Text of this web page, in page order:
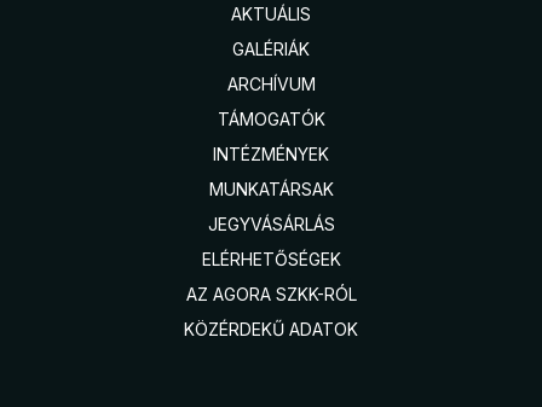
AKTUÁLIS
GALÉRIÁK
ARCHÍVUM
TÁMOGATÓK
INTÉZMÉNYEK
MUNKATÁRSAK
JEGYVÁSÁRLÁS
ELÉRHETŐSÉGEK
AZ AGORA SZKK-RÓL
KÖZÉRDEKŰ ADATOK